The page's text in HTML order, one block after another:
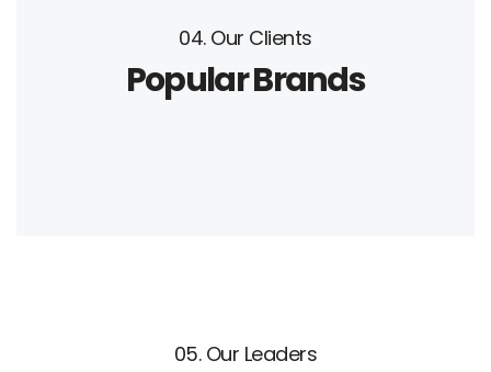
04. Our Clients
Popular Brands
05. Our Leaders